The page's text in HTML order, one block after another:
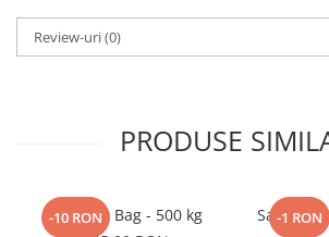
Review-uri(0)
PRODUSE
-10 RON
Sac Big Bag - 500 kg
-1 RON
Saci de